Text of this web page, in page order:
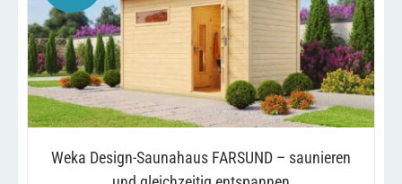
AUSFÜHRUNG WÄHLEN DIESES
PRODUKT
WEIST
MEHRERE
VARIANTEN
AUF.
DIE
KÖNNEN
AUF
DETAILS
Weka Design-Saunahaus FARSUND – saunieren